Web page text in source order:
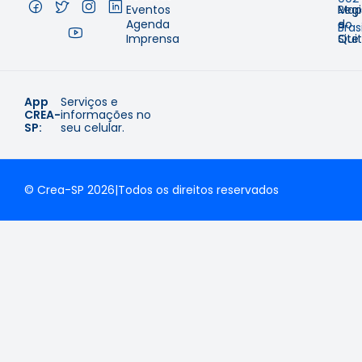
Eventos
Agenda
Imprensa
e
do
Site
–
App
CREA-
SP:
Serviços e
informações no
seu celular.
© Crea-SP 2026|Todos os direitos reservados